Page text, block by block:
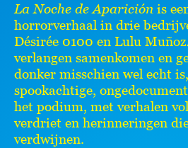
La Noche de Aparición is
horrorverhaal in drie
Désirée 0100 en Lulu
verlangen samenkomen en
donker misschien wel echt
spookachtige,
het podium, met verhalen
verdriet en herinneringen
verdwijnen.